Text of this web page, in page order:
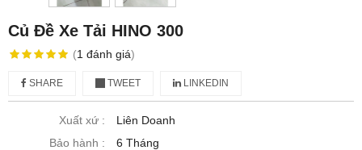
Củ Đề Xe Tải HINO 300
(1 đánh giá)
SHARE TWEET LINKEDIN
Xuất xứ :
Liên Doanh
Bảo hành :
6 Tháng